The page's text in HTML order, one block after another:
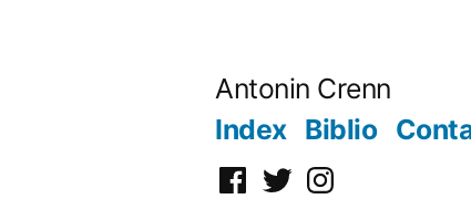
Antonin Crenn
Index Biblio
Facebook
TwitterInstagram